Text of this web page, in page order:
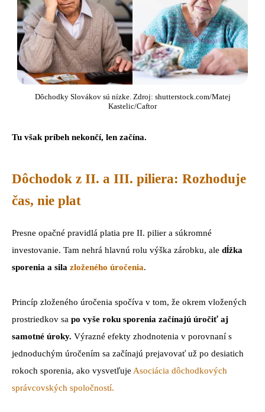
Dôchodky Slovákov sú nízke. Zdroj: shutterstock.com/Matej
Kastelic/Caftor
Tu však príbeh nekončí, len začína.
Dôchodok z II. a III. piliera: Rozhoduje
čas, nie plat
Presne opačné pravidlá platia pre II. pilier a súkromné
investovanie. Tam nehrá hlavnú rolu výška zárobku, ale dĺžka
sporenia a sila zloženého úročenia.
Princíp zloženého úročenia spočíva v tom, že okrem vložených
prostriedkov sa po vyše roku sporenia začínajú úročiť aj
samotné úroky. Výrazné efekty zhodnotenia v porovnaní s
jednoduchým úročením sa začínajú prejavovať už po desiatich
rokoch sporenia, ako vysvetľuje Asociácia dôchodkových
správcovských spoločností.